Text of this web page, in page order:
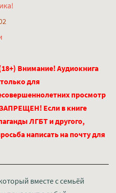
Внимание! Аудиокнига
для
просмотр
Если в книге
ЛГБТ и другого,
написать на почту для
вместе с семьёй